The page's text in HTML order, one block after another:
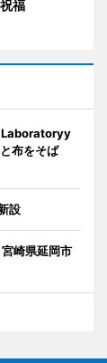
福
Laboratoryy
布をそば
設
崎県延岡市